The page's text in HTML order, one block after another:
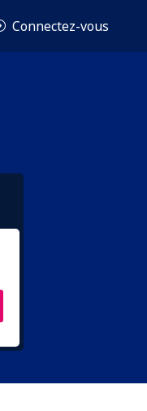
Connectez-vous